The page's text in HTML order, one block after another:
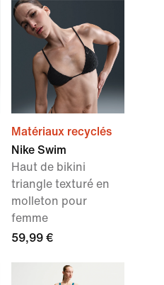
Matériaux recyclés
Nike Swim
Haut de bikini
triangle texturé en
molleton pour
femme
59,99 €